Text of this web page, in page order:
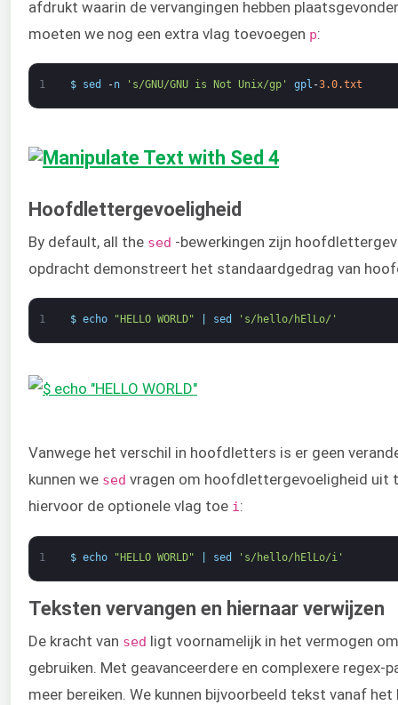
afdrukt waarin de vervangingen hebben
moeten we nog een extra vlag toevoegen p:
1 $ sed -n 's/GNU/GNU is Not Unix/gp' gpl -3.0.txt
Hoofdlettergevoeligheid
By default, all the sed -bewerkingen zijn
opdracht demonstreert het standaardgedrag van
1 $ echo "HELLO WORLD" sed 's/hello/hElLo/'
Vanwege het verschil in hoofdletters is er geen
kunnen we sed vragen om hoofdlettergevoeligheid uit
hiervoor de optionele vlag toe i:
1 $ echo "HELLO WORLD" sed 's/hello/hElLo/i'
Teksten vervangen en hiernaar verwijzen
De kracht van sed ligt voornamelijk in het vermogen
gebruiken. Met geavanceerdere en complexere regex-
meer bereiken. We kunnen bijvoorbeeld tekst vanaf